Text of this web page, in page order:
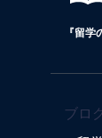
『留
ブロ